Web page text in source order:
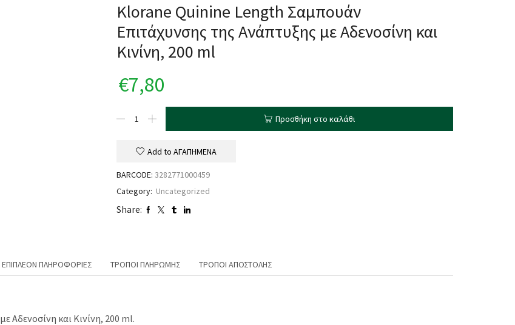
Klorane Quinine Length Σαμπουάν
Eπιτάχυνσης της Aνάπτυξης με Αδενοσίνη και
Κινίνη, 200 ml
€7,80
Προσθήκη στο καλάθι
Add to ΑΓΑΠΗΜΕΝΑ
BARCODE: 3282771000459
Category: Uncategorized
Share:
ΕΠΙΠΛΈΟΝ ΠΛΗΡΟΦΟΡΊΕΣ ΤΡΌΠΟΙ ΠΛΗΡΩΜΉΣ ΤΡΌΠΟΙ ΑΠΟΣΤΟΛΉΣ
με Αδενοσίνη και Κινίνη, 200 ml.